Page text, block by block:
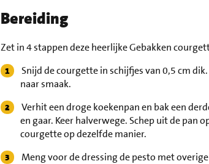
Bereiding
Zet in 4 stappen deze heerlijke Gebakken
Snijd de courgette in schijfjes van 0,5 cm
naar smaak.
Verhit een droge koekenpan en bak een
en gaar. Keer halverwege. Schep uit de pan
courgette op dezelfde manier.
Meng voor de dressing de pesto met